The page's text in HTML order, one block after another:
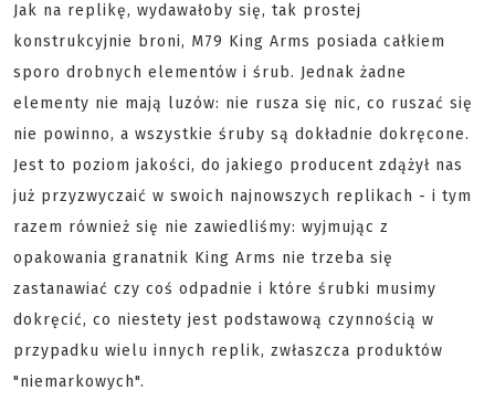
Jak na replikę, wydawałoby się, tak prostej
konstrukcyjnie broni, M79 King Arms posiada całkiem
sporo drobnych elementów i śrub. Jednak żadne
elementy nie mają luzów: nie rusza się nic, co ruszać się
nie powinno, a wszystkie śruby są dokładnie dokręcone.
Jest to poziom jakości, do jakiego producent zdążył nas
już przyzwyczaić w swoich najnowszych replikach - i tym
razem również się nie zawiedliśmy: wyjmując z
opakowania granatnik King Arms nie trzeba się
zastanawiać czy coś odpadnie i które śrubki musimy
dokręcić, co niestety jest podstawową czynnością w
przypadku wielu innych replik, zwłaszcza produktów
"niemarkowych".